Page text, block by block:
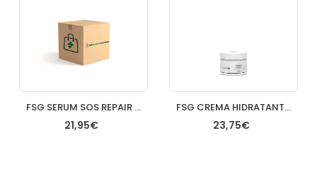
FSG SERUM SOS REPAIR 50ML
21,95€
FSG CREMA HIDRATANTE ANTIEDAD LIGERA 50ML
23,75€